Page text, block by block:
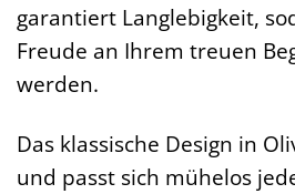
garantiert Langlebigkeit,
Freude an Ihrem treuen
werden.
Das klassische Design in
und passt sich mühelos